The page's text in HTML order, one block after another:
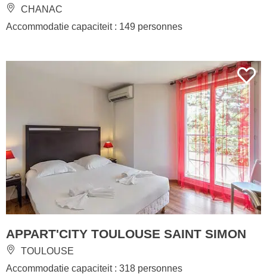
CHANAC
Accommodatie capaciteit : 149 personnes
APPART'CITY TOULOUSE SAINT SIMON
TOULOUSE
Accommodatie capaciteit : 318 personnes